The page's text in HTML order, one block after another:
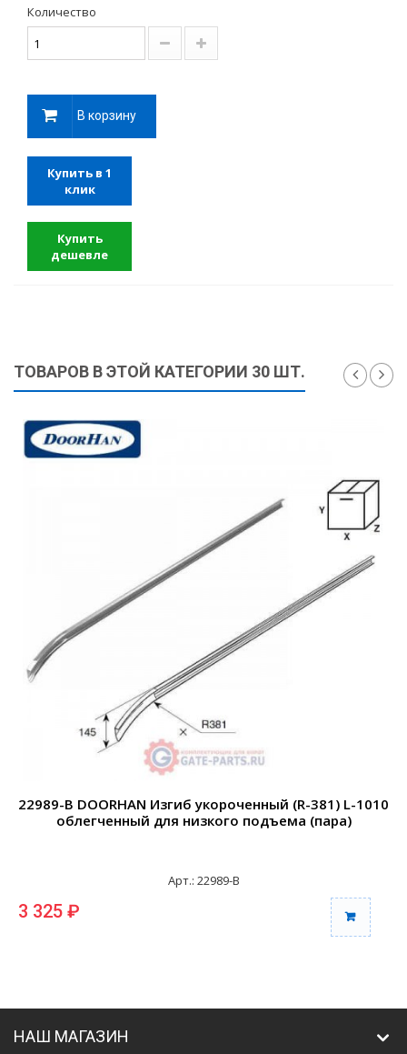
Количество
В корзину
Купить в 1
клик
Купить
дешевле
ТОВАРОВ В ЭТОЙ КАТЕГОРИИ 30 ШТ.
22989-B DOORHAN Изгиб укороченный (R-381) L-1010
облегченный для низкого подъема (пара)
Арт.: 22989-B
3 325 ₽
НАШ МАГАЗИН